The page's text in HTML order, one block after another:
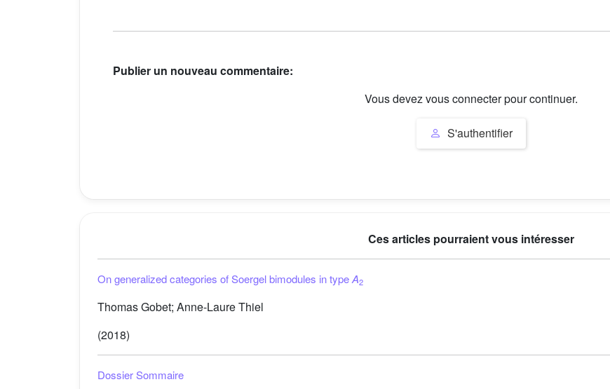
Publier un nouveau commentaire:
Vous devez vous connecter pour continuer.
S'authentifier
Ces articles pourraient vous intéresser
On generalized categories of Soergel bimodules in typeA2
Thomas Gobet; Anne-Laure Thiel
(2018)
Dossier Sommaire